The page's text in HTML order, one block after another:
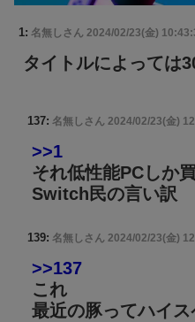
1: 名無しさん 2024/02/23(金)
タイトルによっては
137: 名無しさん 2024/02/23(金)
>>1
それ低性能PCしか
Switch民の言い訳
139: 名無しさん 2024/02/23(金)
>>137
これ
最近の豚ってハイ